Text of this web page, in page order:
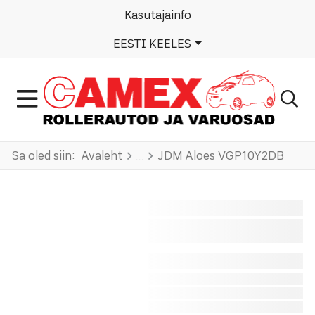
Kasutajainfo
VALI KEEL
EESTI KEELES
Sa oled siin: Avaleht JDM Aloes VGP10Y2DB